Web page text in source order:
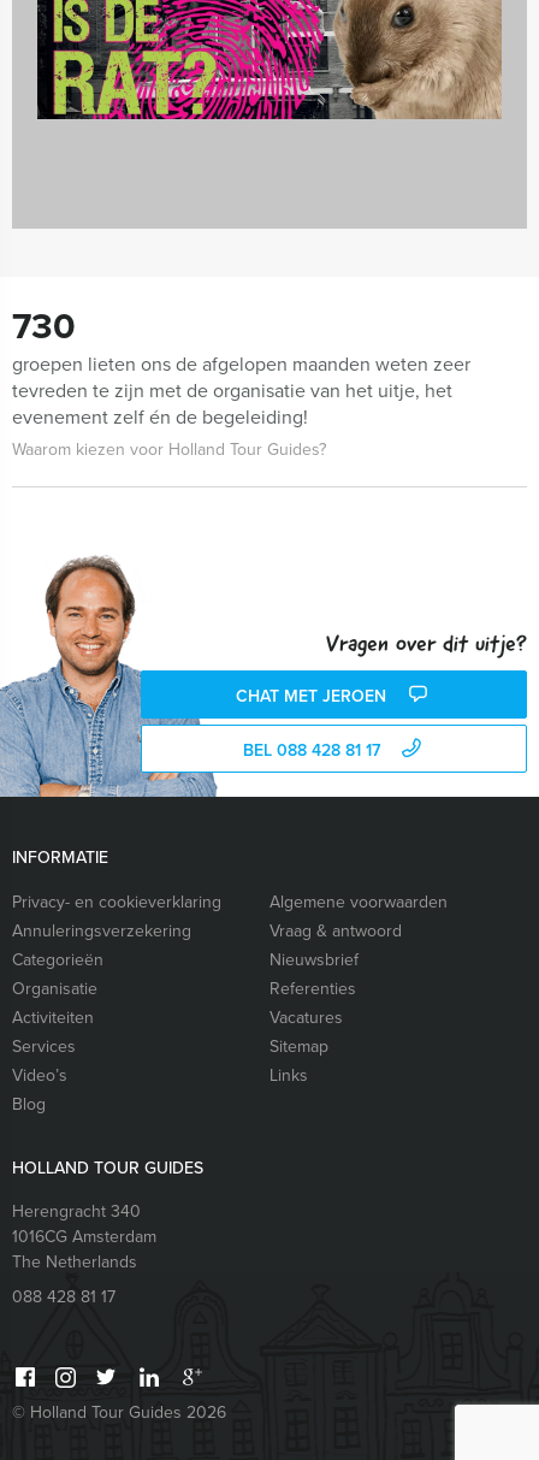
Spelprogramma's
1688 uitjes
730
groepen lieten ons de afgelopen maanden weten zeer
tevreden te zijn met de organisatie van het uitje, het
evenement zelf én de begeleiding!
Waarom kiezen voor Holland Tour Guides?
Vragen over dit uitje?
CHAT MET JEROEN
BEL 088 428 81 17
INFORMATIE
Privacy- en cookieverklaring
Algemene voorwaarden
Annuleringsverzekering
Vraag & antwoord
Categorieën
Nieuwsbrief
Organisatie
Referenties
Activiteiten
Vacatures
Services
Sitemap
Video’s
Links
Blog
HOLLAND TOUR GUIDES
Herengracht 340
1016CG Amsterdam
The Netherlands
088 428 81 17
© Holland Tour Guides 2026